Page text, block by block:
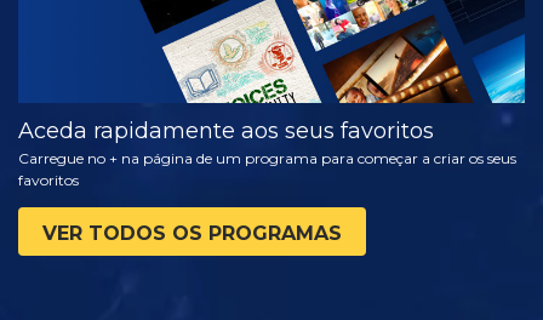
Aceda rapidamente aos seus favoritos
Carregue no + na página de um programa para começar a criar os seus
favoritos
VER TODOS OS PROGRAMAS